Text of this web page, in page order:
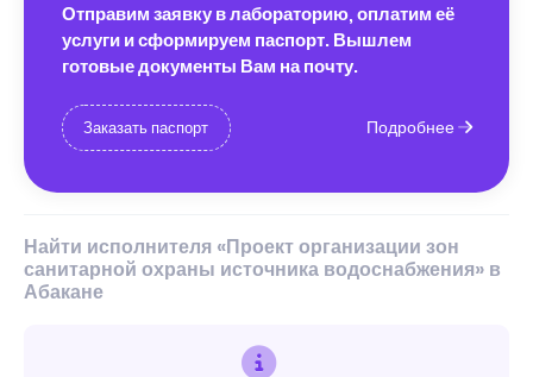
Отправим заявку в лабораторию, оплатим её
услуги и сформируем паспорт. Вышлем
готовые документы Вам на почту.
Заказать паспорт Подробнее
Найти исполнителя «Проект организации зон
санитарной охраны источника водоснабжения» в
Абакане